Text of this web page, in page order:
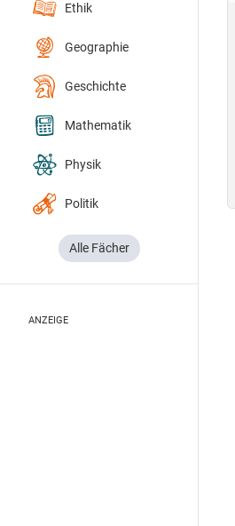
Ethik
Geographie
Geschichte
Mathematik
Physik
Politik
Alle Fächer
ANZEIGE